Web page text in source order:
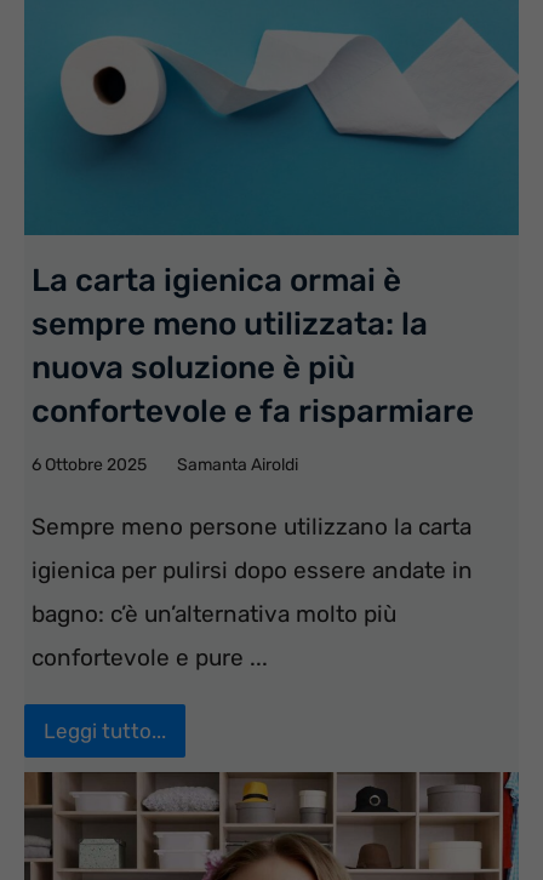
La carta igienica ormai è
sempre meno utilizzata: la
nuova soluzione è più
confortevole e fa risparmiare
6 Ottobre 2025 Samanta Airoldi
Sempre meno persone utilizzano la carta
igienica per pulirsi dopo essere andate in
bagno: c’è un’alternativa molto più
confortevole e pure ...
Leggi tutto...